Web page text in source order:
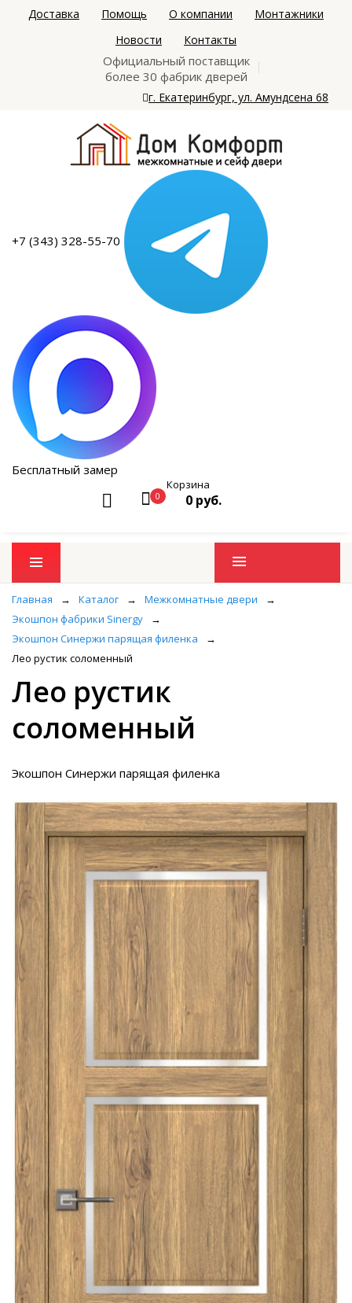
Доставка Помощь О компании
Монтажники
Новости
Контакты
Официальный поставщик
более 30 фабрик дверей
г. Екатеринбург, ул. Амундсена 68
+7 (343) 328-55-70
Бесплатный замер
0
Корзина
0 руб.
Промо товары
Главная → Каталог → Межкомнатные двери
→
Экошпон фабрики Sinergy
→
Экошпон Синержи парящая филенка
→
Лео рустик соломенный
Лео рустик
соломенный
Экошпон Синержи парящая филенка